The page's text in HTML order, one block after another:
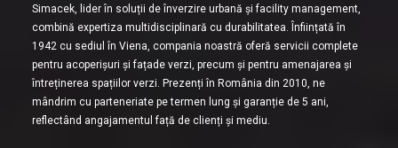
Simacek, lider în soluții de înverzire urbană și facility management,
combină expertiza multidisciplinară cu durabilitatea. Înființată în
1942 cu sediul în Viena, compania noastră oferă servicii complete
pentru acoperișuri și fațade verzi, precum și pentru amenajarea și
întreținerea spațiilor verzi. Prezenți în România din 2010, ne
mândrim cu parteneriate pe termen lung și garanție de 5 ani,
reflectând angajamentul față de clienți și mediu.